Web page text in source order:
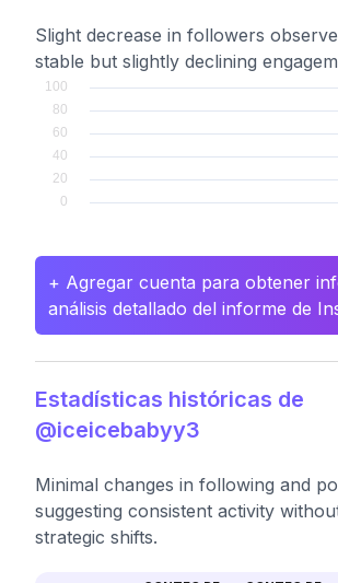
Slight decrease in followers
stable but slightly declining
+ Agregar cuenta para obtener
análisis detallado del informe de
Estadísticas históricas de
@iceicebabyy3
Minimal changes in following and
suggesting consistent activity
strategic shifts.